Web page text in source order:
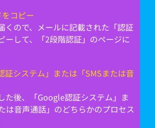
コピー
くので、メールに記載された「認証
ーして、「2段階認証」のページに
証システム」または「SMSまたは音
た後、「Google認証システム」ま
は音声通話」のどちらかのプロセス